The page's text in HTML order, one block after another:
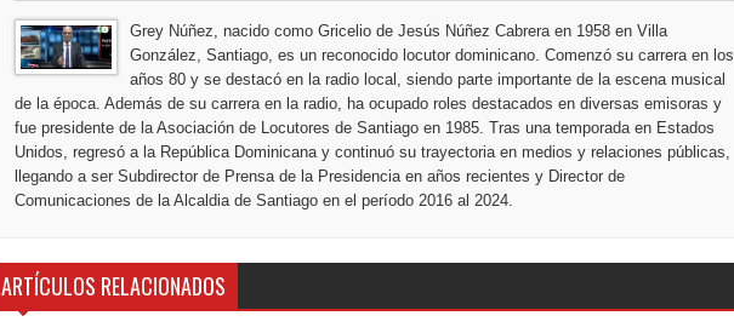
Grey Núñez, nacido como Gricelio de Jesús Núñez Cabrera en 1958 en Villa
González, Santiago, es un reconocido locutor dominicano. Comenzó su carrera en los
años 80 y se destacó en la radio local, siendo parte importante de la escena musical
de la época. Además de su carrera en la radio, ha ocupado roles destacados en diversas emisoras y
fue presidente de la Asociación de Locutores de Santiago en 1985. Tras una temporada en Estados
Unidos, regresó a la República Dominicana y continuó su trayectoria en medios y relaciones públicas,
llegando a ser Subdirector de Prensa de la Presidencia en años recientes y Director de
Comunicaciones de la Alcaldia de Santiago en el período 2016 al 2024.
ARTÍCULOS RELACIONADOS